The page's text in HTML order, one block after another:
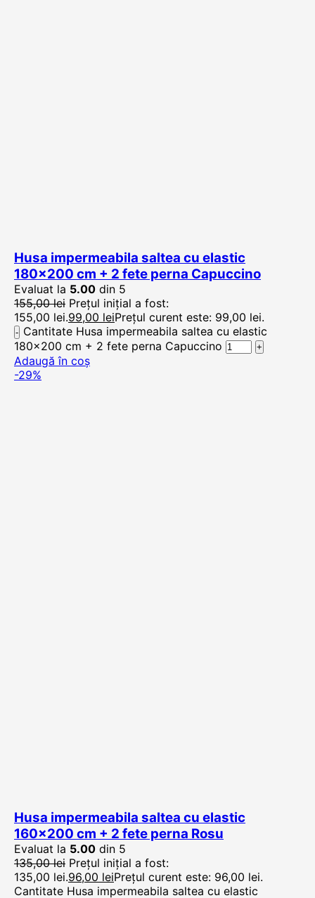
Husa impermeabila saltea cu elastic
180×200 cm + 2 fete perna Capuccino
Evaluat la 5.00 din 5
155,00lei Prețul inițial a fost:
155,00 lei.99,00 leiPrețul curent este: 99,00 lei.
Cantitate Husa impermeabila saltea cu elastic
180x200 cm + 2 fete perna Capuccino
Adaugă în coș
-29%
Husa impermeabila saltea cu elastic
160×200 cm + 2 fete perna Rosu
Evaluat la 5.00 din 5
135,00lei Prețul inițial a fost:
135,00 lei.96,00 leiPrețul curent este: 96,00 lei.
Cantitate Husa impermeabila saltea cu elastic